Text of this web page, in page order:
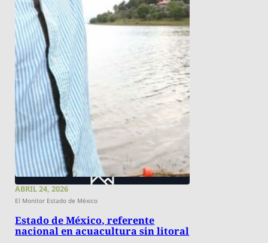
ABRIL 24, 2026
El Monitor Estado de México
Estado de México, referente
nacional en acuacultura sin litoral